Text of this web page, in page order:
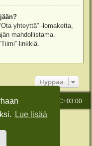
Lue lisää
yhteyttä” -lomaketta,
mahdollistama.
linkkiä.
Hyppää
Kaikki ajat ovat UTC+03:00
© phpBB Limited